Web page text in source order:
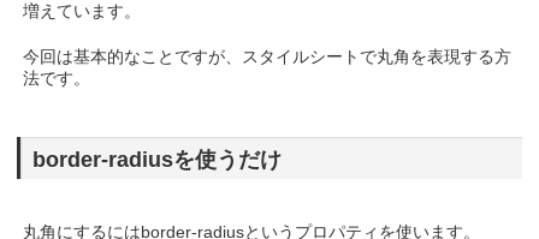
増えています。
今回は基本的なことですが、スタイルシートで丸角を表現する方
法です。
border-radiusを使うだけ
丸角にするにはborder-radiusというプロパティを使います。